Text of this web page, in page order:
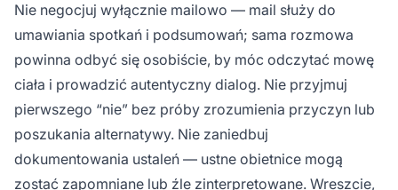
Nie negocjuj wyłącznie mailowo — mail służy do
umawiania spotkań i podsumowań; sama rozmowa
powinna odbyć się osobiście, by móc odczytać mowę
ciała i prowadzić autentyczny dialog. Nie przyjmuj
pierwszego “nie” bez próby zrozumienia przyczyn lub
poszukania alternatywy. Nie zaniedbuj
dokumentowania ustaleń — ustne obietnice mogą
zostać zapomniane lub źle zinterpretowane. Wreszcie,